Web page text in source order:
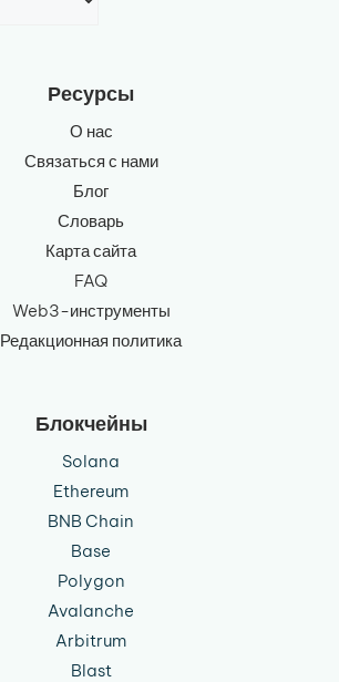
Ресурсы
О нас
Связаться с нами
Блог
Словарь
Карта сайта
FAQ
Web3-инструменты
Редакционная политика
Блокчейны
Solana
Ethereum
BNB Chain
Base
Polygon
Avalanche
Arbitrum
Blast